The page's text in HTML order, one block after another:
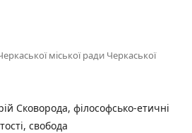
міської ради Черкаської
Сковорода, філософсько-етичні
свобода